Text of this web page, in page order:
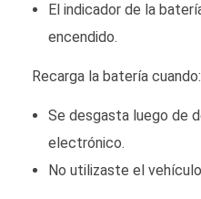
El indicador de la
encendido.
Recarga la batería cuando:
Se desgasta luego de
electrónico.
No utilizaste el